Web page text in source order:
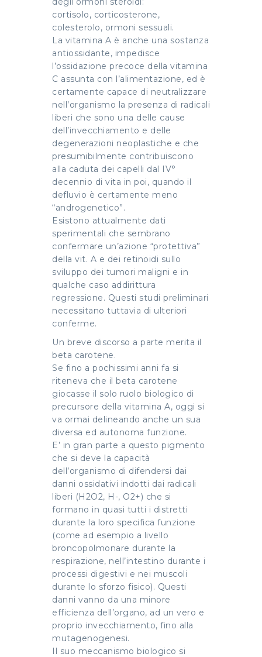
cortisolo, corticosterone,
colesterolo, ormoni sessuali.
La vitamina A è anche una sostanza
antiossidante, impedisce
l’ossidazione precoce della vitamina
C assunta con l’alimentazione, ed è
certamente capace di neutralizzare
nell’organismo la presenza di radicali
liberi che sono una delle cause
dell’invecchiamento e delle
degenerazioni neoplastiche e che
presumibilmente contribuiscono
alla caduta dei capelli dal IV°
decennio di vita in poi, quando il
defluvio è certamente meno
“androgenetico”.
Esistono attualmente dati
sperimentali che sembrano
confermare un’azione “protettiva”
della vit. A e dei retinoidi sullo
sviluppo dei tumori maligni e in
qualche caso addirittura
regressione. Questi studi preliminari
necessitano tuttavia di ulteriori
conferme.
Un breve discorso a parte merita il
beta carotene.
Se fino a pochissimi anni fa si
riteneva che il beta carotene
giocasse il solo ruolo biologico di
precursore della vitamina A, oggi si
va ormai delineando anche un sua
diversa ed autonoma funzione.
E’ in gran parte a questo pigmento
che si deve la capacità
dell’organismo di difendersi dai
danni ossidativi indotti dai radicali
liberi (H2O2, H-, O2+) che si
formano in quasi tutti i distretti
durante la loro specifica funzione
(come ad esempio a livello
broncopolmonare durante la
respirazione, nell’intestino durante i
processi digestivi e nei muscoli
durante lo sforzo fisico). Questi
danni vanno da una minore
efficienza dell’organo, ad un vero e
proprio invecchiamento, fino alla
mutagenogenesi.
Il suo meccanismo biologico si